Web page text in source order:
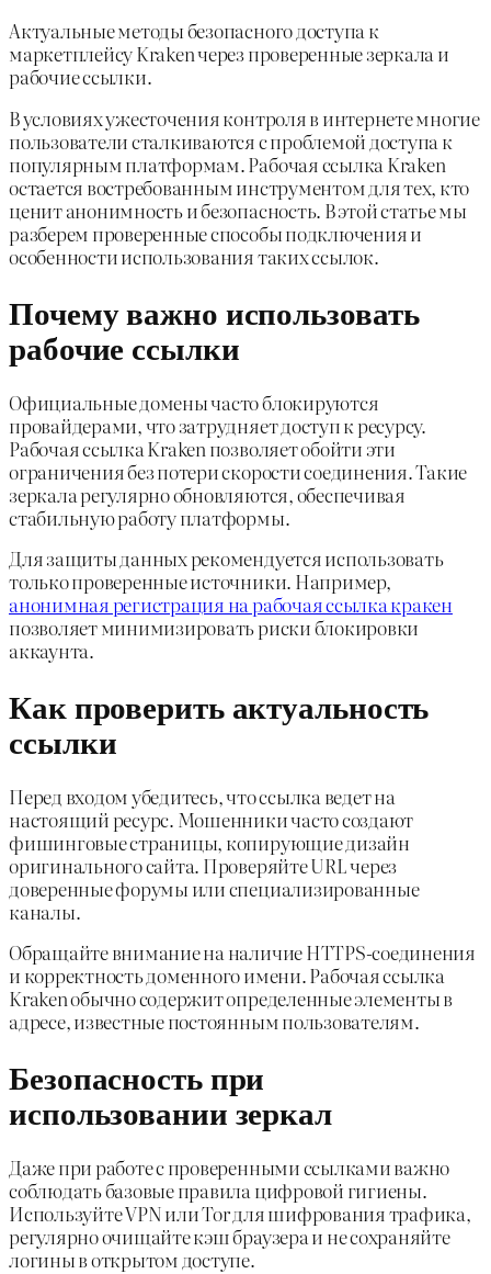
Актуальные методы безопасного доступа к
маркетплейсу Kraken через проверенные зеркала и
рабочие ссылки.
В условиях ужесточения контроля в интернете многие
пользователи сталкиваются с проблемой доступа к
популярным платформам. Рабочая ссылка Kraken
остается востребованным инструментом для тех, кто
ценит анонимность и безопасность. В этой статье мы
разберем проверенные способы подключения и
особенности использования таких ссылок.
Почему важно использовать
рабочие ссылки
Официальные домены часто блокируются
провайдерами, что затрудняет доступ к ресурсу.
Рабочая ссылка Kraken позволяет обойти эти
ограничения без потери скорости соединения. Такие
зеркала регулярно обновляются, обеспечивая
стабильную работу платформы.
Для защиты данных рекомендуется использовать
только проверенные источники. Например,
анонимная регистрация на рабочая ссылка кракен
позволяет минимизировать риски блокировки
аккаунта.
Как проверить актуальность
ссылки
Перед входом убедитесь, что ссылка ведет на
настоящий ресурс. Мошенники часто создают
фишинговые страницы, копирующие дизайн
оригинального сайта. Проверяйте URL через
доверенные форумы или специализированные
каналы.
Обращайте внимание на наличие HTTPS-соединения
и корректность доменного имени. Рабочая ссылка
Kraken обычно содержит определенные элементы в
адресе, известные постоянным пользователям.
Безопасность при
использовании зеркал
Даже при работе с проверенными ссылками важно
соблюдать базовые правила цифровой гигиены.
Используйте VPN или Tor для шифрования трафика,
регулярно очищайте кэш браузера и не сохраняйте
логины в открытом доступе.